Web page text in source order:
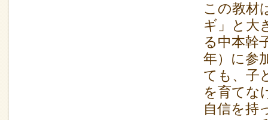
この教材
ギ」と大
る中本幹
年）に参
ても、子
を育てな
自信を持